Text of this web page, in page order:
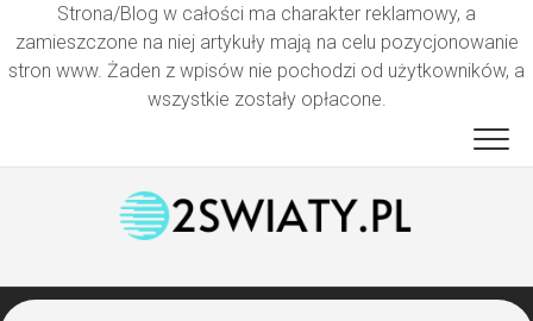
Strona/Blog w całości ma charakter reklamowy, a
zamieszczone na niej artykuły mają na celu pozycjonowanie
stron www. Żaden z wpisów nie pochodzi od użytkowników, a
wszystkie zostały opłacone.